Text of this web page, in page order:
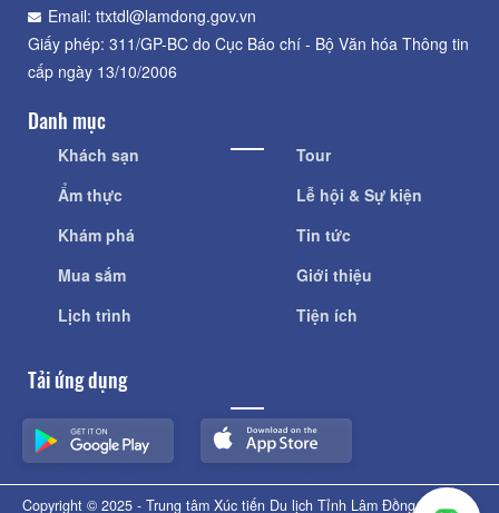
Email: ttxtdl@lamdong.gov.vn
Giấy phép: 311/GP-BC do Cục Báo chí - Bộ Văn hóa Thông tin
cấp ngày 13/10/2006
Danh mục
Khách sạn
Ẩm thực
Khám phá
Mua sắm
Lịch trình
Tour
Lễ hội & Sự kiện
Tin tức
Giới thiệu
Tiện ích
Tải ứng dụng
Copyright © 2025 - Trung tâm Xúc tiến Du lịch Tỉnh Lâm Đồng